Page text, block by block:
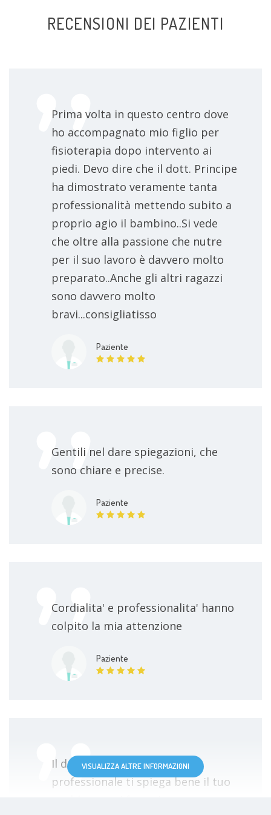
massaggio fisioterapico
valutazione posturale da concordare
massaggio da concordare
riabilitazione da concordare
massaggio decontratturante
esercizi posturali da concordare
seduta di osteopatia
RECENSIONI DEI PAZIENTI
Prima volta in questo centro dove
ho accompagnato mio figlio per
fisioterapia dopo intervento ai
piedi. Devo dire che il dott. Principe
ha dimostrato veramente tanta
professionalità mettendo subito a
proprio agio il bambino..Si vede
che oltre alla passione che nutre
per il suo lavoro è davvero molto
preparato..Anche gli altri ragazzi
sono davvero molto
bravi...consigliatisso
Paziente
Gentili nel dare spiegazioni, che
sono chiare e precise.
Paziente
Cordialita' e professionalita' hanno
colpito la mia attenzione
Paziente
Il dottor Marcello molto
professionale ti spiega bene il tuo
VISUALIZZA ALTRE INFORMAZIONI